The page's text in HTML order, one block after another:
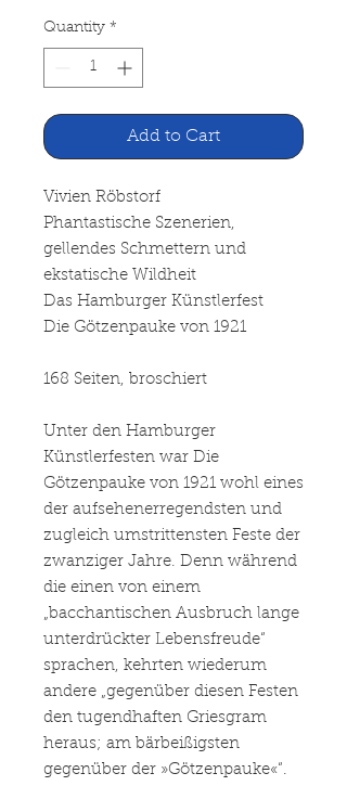
Quantity *
Add to Cart
Vivien Röbstorf
Phantastische Szenerien,
gellendes Schmettern und
ekstatische Wildheit
Das Hamburger Künstlerfest
Die Götzenpauke von 1921
168 Seiten, broschiert
Unter den Hamburger
Künstlerfesten war Die
Götzenpauke von 1921 wohl eines
der aufsehenerregendsten und
zugleich umstrittensten Feste der
zwanziger Jahre. Denn während
die einen von einem
„bacchantischen Ausbruch lange
unterdrückter Lebensfreude“
sprachen, kehrten wiederum
andere „gegenüber diesen Festen
den tugendhaften Griesgram
heraus; am bärbeißigsten
gegenüber der »Götzenpauke«“.